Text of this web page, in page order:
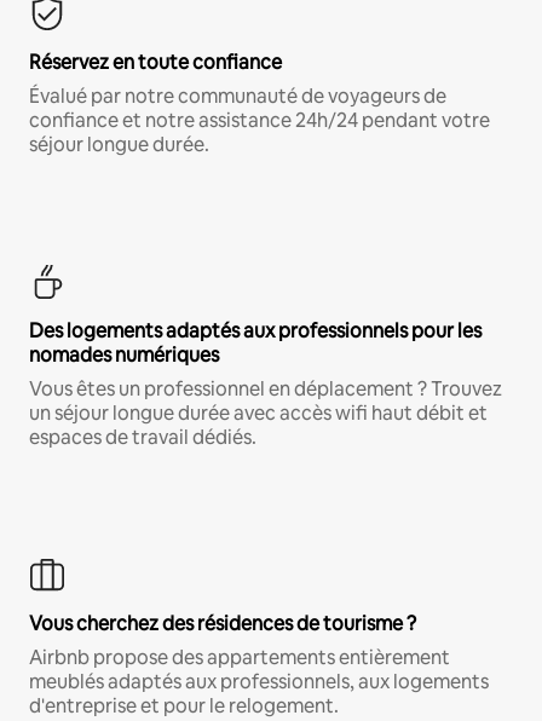
Réservez en toute confiance
Évalué par notre communauté de voyageurs de
confiance et notre assistance 24h/24 pendant votre
séjour longue durée.
Des logements adaptés aux professionnels pour les
nomades numériques
Vous êtes un professionnel en déplacement ? Trouvez
un séjour longue durée avec accès wifi haut débit et
espaces de travail dédiés.
Vous cherchez des résidences de tourisme ?
Airbnb propose des appartements entièrement
meublés adaptés aux professionnels, aux logements
d'entreprise et pour le relogement.